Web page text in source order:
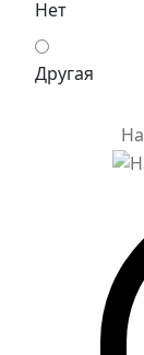
Нет
Другая